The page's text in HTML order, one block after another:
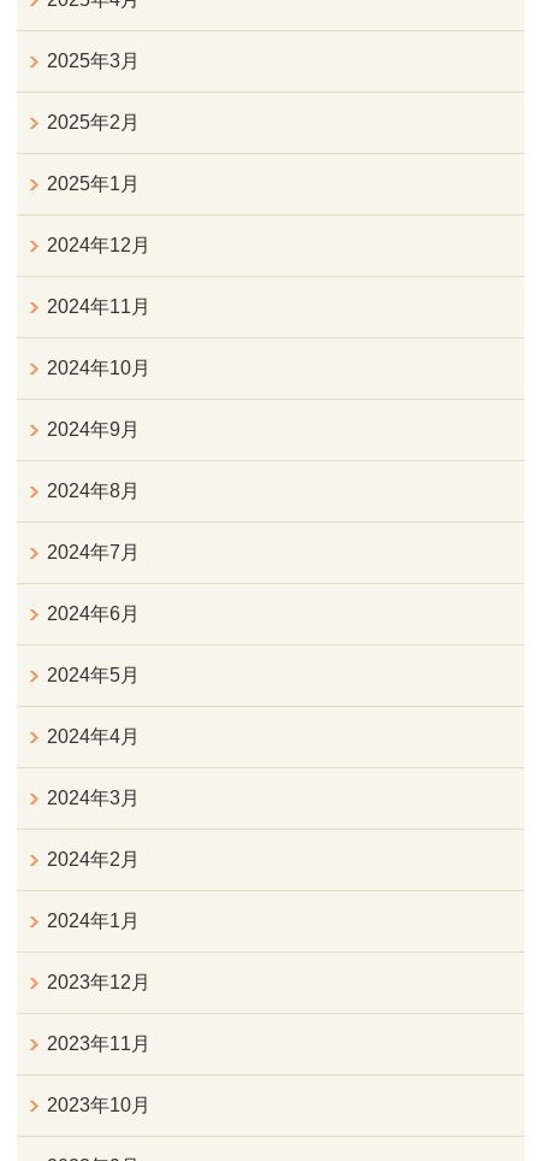
2025年3月
2025年2月
2025年1月
2024年12月
2024年11月
2024年10月
2024年9月
2024年8月
2024年7月
2024年6月
2024年5月
2024年4月
2024年3月
2024年2月
2024年1月
2023年12月
2023年11月
2023年10月